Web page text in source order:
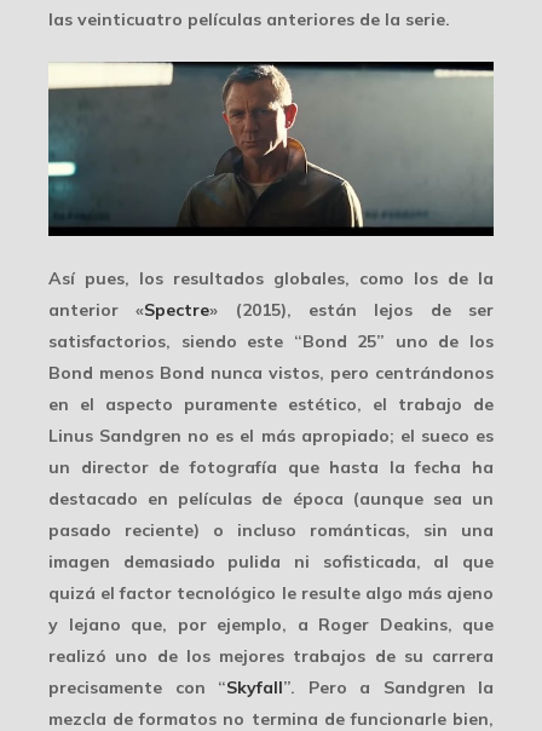
las veinticuatro películas anteriores de la serie.
Así pues, los resultados globales, como los de la
anterior «Spectre» (2015), están lejos de ser
satisfactorios, siendo este “Bond 25” uno de los
Bond menos Bond nunca vistos, pero centrándonos
en el aspecto puramente estético, el trabajo de
Linus Sandgren no es el más apropiado; el sueco es
un director de fotografía que hasta la fecha ha
destacado en películas de época (aunque sea un
pasado reciente) o incluso románticas, sin una
imagen demasiado pulida ni sofisticada, al que
quizá el factor tecnológico le resulte algo más ajeno
y lejano que, por ejemplo, a Roger Deakins, que
realizó uno de los mejores trabajos de su carrera
precisamente con “Skyfall”. Pero a Sandgren la
mezcla de formatos no termina de funcionarle bien,